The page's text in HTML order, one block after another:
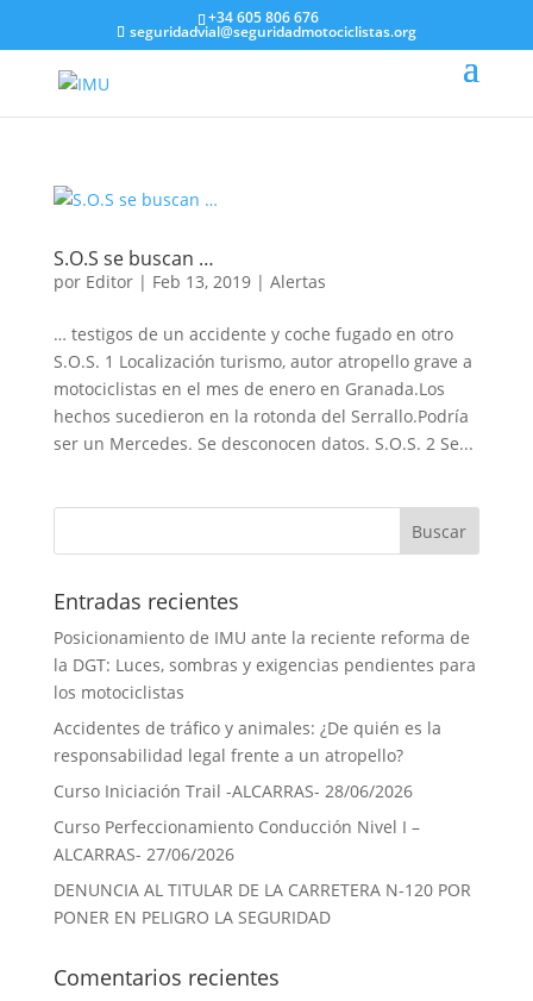
+34 605 806 676
seguridadvial@seguridadmotociclistas.org
S.O.S se buscan …
por Editor| Feb 13, 2019| Alertas
… testigos de un accidente y coche fugado en otro
S.O.S. 1 Localización turismo, autor atropello grave a
motociclistas en el mes de enero en Granada.Los
hechos sucedieron en la rotonda del Serrallo.Podría
ser un Mercedes. Se desconocen datos. S.O.S. 2 Se...
Entradas recientes
Posicionamiento de IMU ante la reciente reforma de
la DGT: Luces, sombras y exigencias pendientes para
los motociclistas
Accidentes de tráfico y animales: ¿De quién es la
responsabilidad legal frente a un atropello?
Curso Iniciación Trail -ALCARRAS- 28/06/2026
Curso Perfeccionamiento Conducción Nivel I –
ALCARRAS- 27/06/2026
DENUNCIA AL TITULAR DE LA CARRETERA N-120 POR
PONER EN PELIGRO LA SEGURIDAD
Comentarios recientes